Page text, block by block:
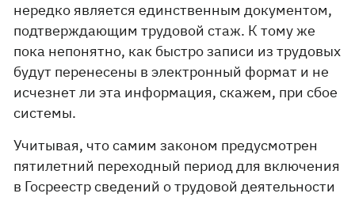
нередко является единственным документом,
подтверждающим трудовой стаж. К тому же
пока непонятно, как быстро записи из трудовых
будут перенесены в электронный формат и не
исчезнет ли эта информация, скажем, при сбое
системы.
Учитывая, что самим законом предусмотрен
пятилетний переходный период для включения
в Госреестр сведений о трудовой деятельности